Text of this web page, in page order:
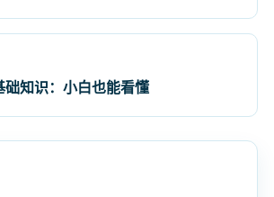
知识：小白也能看懂